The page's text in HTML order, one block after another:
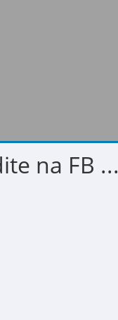
na FB ...